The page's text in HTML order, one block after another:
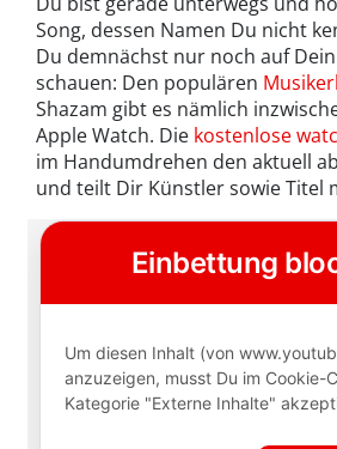
Song, dessen Namen Du nicht
Du demnächst nur noch auf
schauen: Den populären
Shazam gibt es nämlich
Apple Watch. Die kostenlose
im Handumdrehen den aktuell
und teilt Dir Künstler sowie Titel